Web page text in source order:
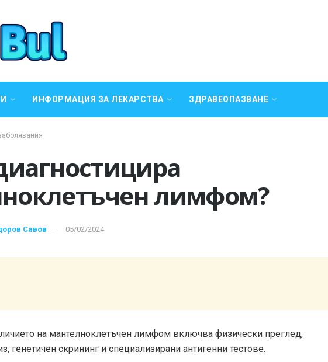
ИНФОРМАЦИЯ ЗА ЛЕКАРСТВА ЗДРАВЕОПАЗВАНЕ
лимфом?
Савов 05/02/2024
на мантелноклетъчен лимфом включва физически преглед,
генетичен скрининг и специализирани антигенни тестове.